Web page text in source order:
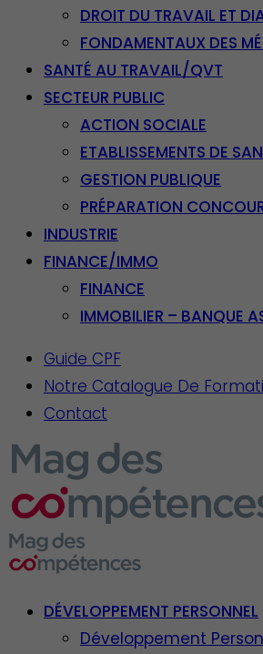
DROIT DU TRAVAIL ET
FONDAMENTAUX DES
SANTÉ AU TRAVAIL/QVT
SECTEUR PUBLIC
ACTION SOCIALE
ETABLISSEMENTS DE
GESTION PUBLIQUE
PRÉPARATION
INDUSTRIE
FINANCE/IMMO
FINANCE
IMMOBILIER – BANQUE
Guide CPF
Notre Catalogue De
Contact
DÉVELOPPEMENT PERSONNEL
Développement